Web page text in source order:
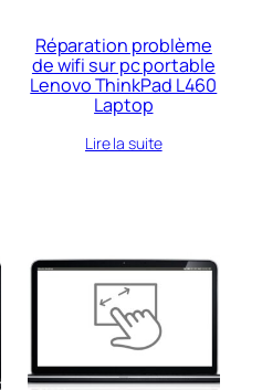
Réparation problème
de wifi sur pc portable
Lenovo ThinkPad L460
Laptop
Lire la suite